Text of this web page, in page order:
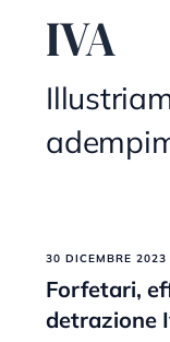
IVA
30 DICEMBRE 2023
Forfetari,
detrazione